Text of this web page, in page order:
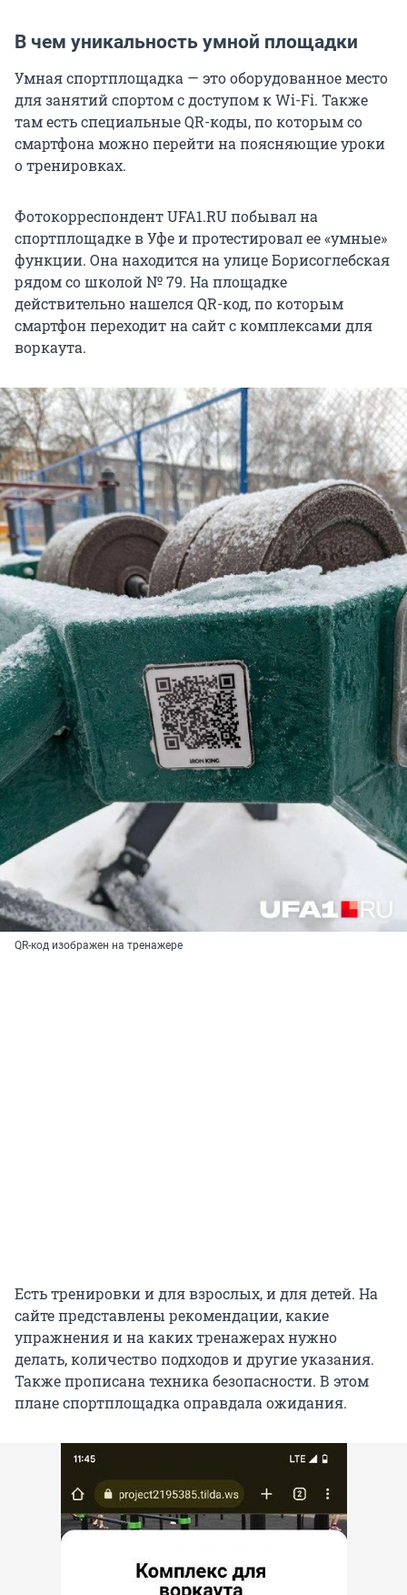
В чем уникальность умной площадки
Умная спортплощадка — это оборудованное место
для занятий спортом с доступом к Wi-Fi. Также
там есть специальные QR-коды, по которым со
смартфона можно перейти на поясняющие уроки
о тренировках.
Фотокорреспондент UFA1.RU побывал на
спортплощадке в Уфе и протестировал ее «умные»
функции. Она находится на улице Борисоглебская
рядом со школой № 79. На площадке
действительно нашелся QR-код, по которым
смартфон переходит на сайт с комплексами для
воркаута.
QR-код изображен на тренажере
Есть тренировки и для взрослых, и для детей. На
сайте представлены рекомендации, какие
упражнения и на каких тренажерах нужно
делать, количество подходов и другие указания.
Также прописана техника безопасности. В этом
плане спортплощадка оправдала ожидания.